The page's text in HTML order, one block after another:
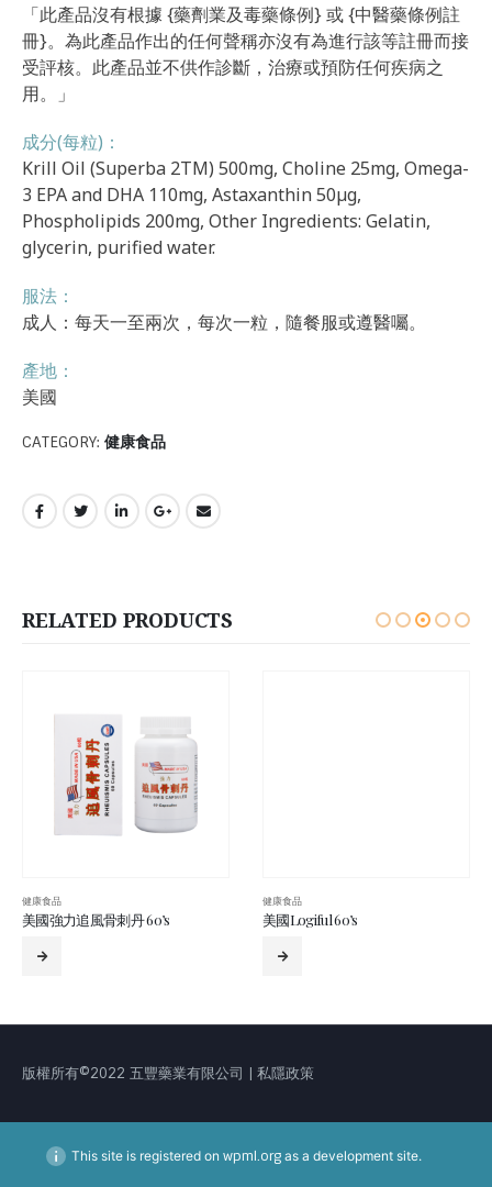
「此產品沒有根據 {藥劑業及毒藥條例} 或 {中醫藥條例註
冊}。為此產品作出的任何聲稱亦沒有為進行該等註冊而接
受評核。此產品並不供作診斷，治療或預防任何疾病之
用。」
成分(每粒)：
Krill Oil (Superba 2TM) 500mg, Choline 25mg, Omega-
3 EPA and DHA 110mg, Astaxanthin 50µg,
Phospholipids 200mg, Other Ingredients: Gelatin,
glycerin, purified water.
服法：
成人：每天一至兩次，每次一粒，隨餐服或遵醫囑。
產地：
美國
CATEGORY: 健康食品
RELATED PRODUCTS
健康食品
美國強力追風骨刺丹 60’s
健康食品
美國Logiful 60’s
版權所有©2022 五豐藥業有限公司 | 私隱政策
This site is registered on wpml.orgas a development site.